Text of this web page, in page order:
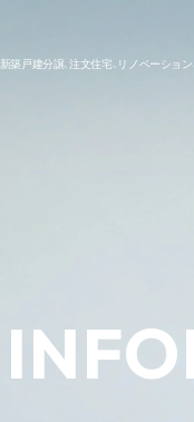
新築戸建分譲、注文住宅、リノベーショ